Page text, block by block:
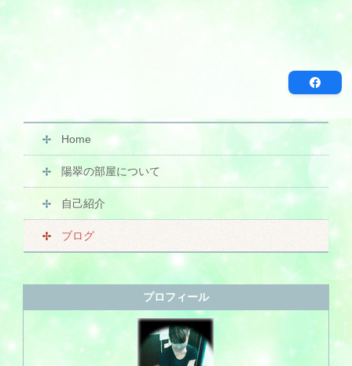
Home
陽翠の部屋について
自己紹介
ブログ
プロフィール